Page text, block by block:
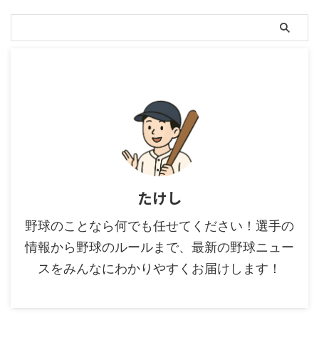
たけし
野球のことなら何でも任せてください！選手の
情報から野球のルールまで、最新の野球ニュー
スをみんなにわかりやすくお届けします！